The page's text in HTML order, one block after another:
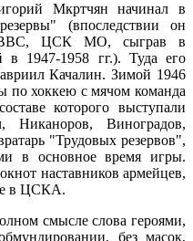
Мкртчян начинал в
(впоследствии он
ЦСК МО, сыграв в
1947-1958 гг.). Туда его
Качалин. Зимой 1946
по хоккею с мячом команда
которого выступали
Никаноров, Виноградов,
"Трудовых резервов",
в основное время игры.
наставников армейцев,
в ЦСКА.
смысле слова героями,
без масок,